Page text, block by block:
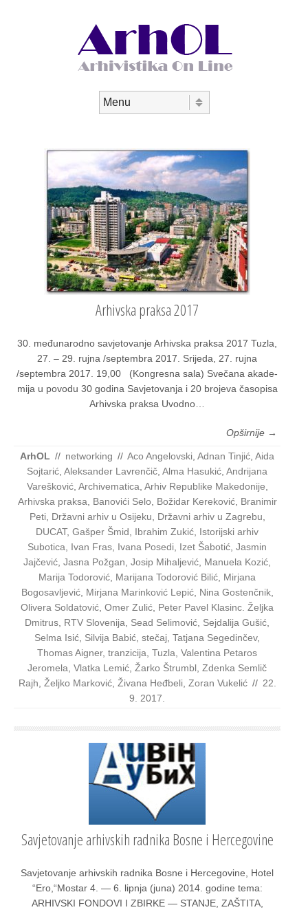
Arhivska praksa 2017
30. među­na­rod­no savje­to­va­nje Arhiv­ska prak­sa 2017 Tuz­la,
27. – 29. ruj­na /septembra 2017. Sri­je­da, 27. ruj­na
/septembra 2017. 19,00 (Kon­gres­na sala) Sve­ča­na aka­de­
mi­ja u povo­du 30 godi­na Savje­to­va­nja i 20 bro­je­va časo­pi­sa
Arhiv­ska prak­sa Uvod­no…
Opširnije →
ArhOL // networking // Aco Angelovski Adnan Tinjić Aida
Sojtarić Aleksander Lavrenčič Alma Hasukić Andrijana
Varešković, Archivematica Arhiv Republike Makedonije
Arhivska praksa
Banovići Selo Božidar Kereković, Branimir
Peti, Državni arhiv u Osijeku Državni arhiv u Zagrebu
DUCAT, Gašper Šmid Ibrahim Zukić Istorijski arhiv
Subotica
Ivan Fras Ivana Posedi Izet Šabotić Jasmin
Jajčević Jasna Požgan Josip Mihaljević Manuela Kozić
Marija Todorović Marijana Todorović Bilić Mirjana
Bogosavljević, Mirjana Marinković Lepić, Nina Gostenčnik,
Olivera Soldatović Omer Zulić Peter Pavel Klasinc. Željka
Dmitrus RTV Slovenija Sead Selimović Sejdalija Gušić
Selma Isić Silvija Babić stečaj Tatjana Segedinčev,
Thomas Aigner, tranzicija Tuzla Valentina Petaros
Jeromela Vlatka Lemić Žarko Štrumbl Zdenka Semlič
Rajh Željko Marković, Živana Heđbeli, Zoran Vukelić // 22.
9. 2017.
Savjetovanje arhivskih radnika Bosne i Hercegovine
Savje­to­va­nje arhiv­skih rad­ni­ka Bos­ne i Her­ce­go­vi­ne, Hotel
“Ero,“Mostar 4. — 6. lip­nja (juna) 2014. godi­ne tema:
ARHIVSKI FONDOVI I ZBIRKE — STANJE, ZAŠTITA,